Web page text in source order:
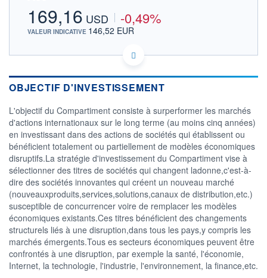
FORUM
169,16 USD -0,49%
VALEUR INDICATIVE 146,52 EUR
LU1989764748 - CPR Asset Management
Consulter le prospectus / DIC
120
140
160
180
CATÉGORIE MORNINGSTAR
Actions Secteur Autres
FONDS PARTENAIRES
TARIFS PRIVILÉGIÉS 0%
ÉLIGIBILITÉ
PEA PEA-PME BOURSOVIE LUX
BOURSOVIE
OBJECTIF D'INVESTISSEMENT
L'objectif du Compartiment consiste à surperformer les marchés
d'actions internationaux sur le long terme (au moins cinq années)
en investissant dans des actions de sociétés qui établissent ou
bénéficient totalement ou partiellement de modèles économiques
disruptifs.La stratégie d'investissement du Compartiment vise à
sélectionner des titres de sociétés qui changent ladonne,c'est-à-
dire des sociétés innovantes qui créent un nouveau marché
(nouveauxproduits,services,solutions,canaux de distribution,etc.)
susceptible de concurrencer voire de remplacer les modèles
économiques existants.Ces titres bénéficient des changements
structurels liés à une disruption,dans tous les pays,y compris les
marchés émergents.Tous es secteurs économiques peuvent être
confrontés à une disruption, par exemple la santé, l'économie,
Internet, la technologie, l'industrie, l'environnement, la finance,etc.